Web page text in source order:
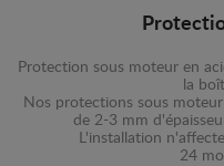
Protection sous moteur en
la
Nos protections sous
de 2-3 mm
L'installation
24